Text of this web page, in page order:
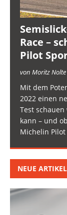
Race –
Pilot
von Moritz
Mit dem
2022 einen
Test schauen
kann – und
Michelin Pilot
NEUE ARTIKEL